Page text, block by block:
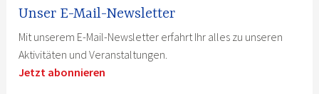
Unser E-Mail-Newsletter
Mit unserem E-Mail-Newsletter erfahrt Ihr alles zu unseren
Aktivitäten und Veranstaltungen.
Jetzt abonnieren